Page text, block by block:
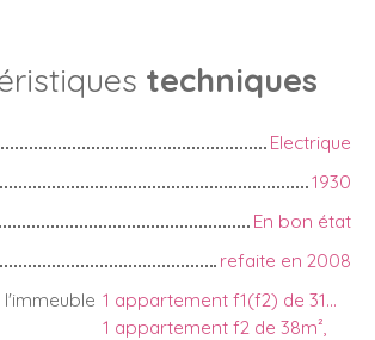
techniques
Electrique
1930
En bon état
refaite en 2008
1 appartement f1(f2) de 31m² ,
1 appartement f2 de 38m²,